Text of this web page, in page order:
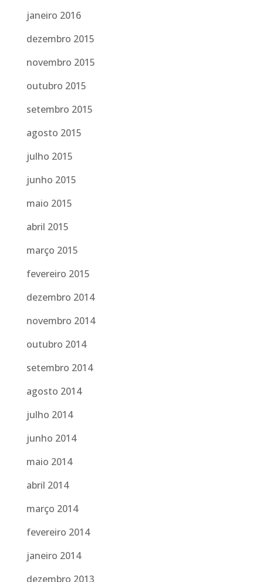
janeiro 2016
dezembro 2015
novembro 2015
outubro 2015
setembro 2015
agosto 2015
julho 2015
junho 2015
maio 2015
abril 2015
março 2015
fevereiro 2015
dezembro 2014
novembro 2014
outubro 2014
setembro 2014
agosto 2014
julho 2014
junho 2014
maio 2014
abril 2014
março 2014
fevereiro 2014
janeiro 2014
dezembro 2013